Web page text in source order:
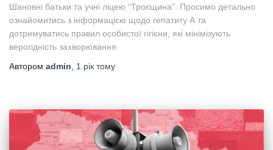
Шановні батьки та учні ліцею “Троєщина”. Просимо детально
ознайомитись з інформацією щодо гепатиту А та
дотримуватись правил особистої гігієни, які мінімізують
верогідність захворювання.
Автором admin, 1 рік тому